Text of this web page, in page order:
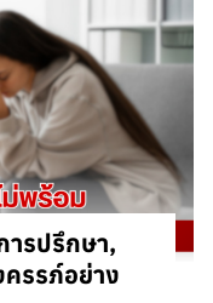
ารปรึกษา,
รรภ์อย่าง